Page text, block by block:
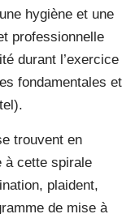
hygiène et une
professionnelle
durant l’exercice
fondamentales et
trouvent en
à cette spirale
plaident,
de mise à